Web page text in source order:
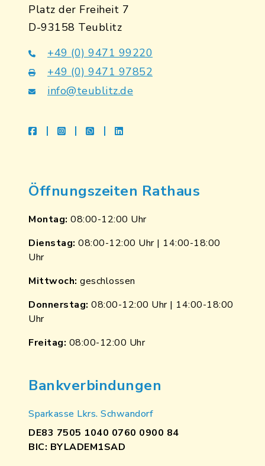
Platz der Freiheit 7
D-93158 Teublitz
+49 (0) 9471 99220
+49 (0) 9471 97852
info@teublitz.de
facebookinstagramwhatsapplinkedin
Öffnungszeiten Rathaus
Montag: 08:00-12:00 Uhr
Dienstag: 08:00-12:00 Uhr | 14:00-18:00
Uhr
Mittwoch: geschlossen
Donnerstag: 08:00-12:00 Uhr | 14:00-18:00
Uhr
Freitag: 08:00-12:00 Uhr
Bankverbindungen
Sparkasse Lkrs. Schwandorf
DE83 7505 1040 0760 0900 84
BIC: BYLADEM1SAD